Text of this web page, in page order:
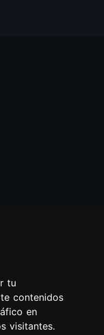
tu
contenidos
en
visitantes.